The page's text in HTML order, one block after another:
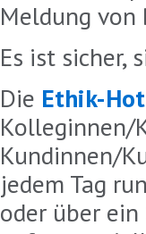
Meldung von
Es ist sicher,
Die Ethik-
Kolleginnen/
Kundinnen/
jedem Tag
oder über